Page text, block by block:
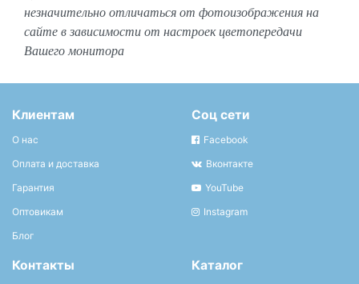
незначительно отличаться от фотоизображения на
сайте в зависимости от настроек цветопередачи
Вашего монитора
Клиентам
О нас
Оплата и доставка
Гарантия
Оптовикам
Блог
Соц сети
Facebook
Вконтакте
YouTube
Instagram
Контакты Каталог